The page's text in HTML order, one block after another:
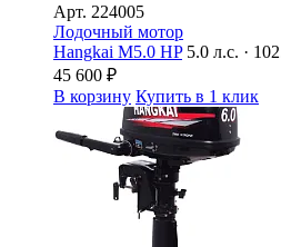
Арт. 224005
Лодочный мотор
Hangkai M5.0 HP 5.0 л.с. ·
45 600 ₽
В корзину Купить в 1 клик